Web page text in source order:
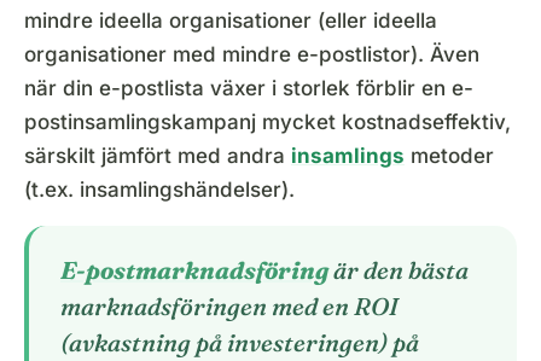
mindre ideella organisationer (eller ideella
organisationer med mindre e-postlistor). Även
när din e-postlista växer i storlek förblir en e-
postinsamlingskampanj mycket kostnadseffektiv,
särskilt jämfört med andra insamlings metoder
(t.ex. insamlingshändelser).
E-postmarknadsföringär den bästa
marknadsföringen med en ROI
(avkastning på investeringen) på